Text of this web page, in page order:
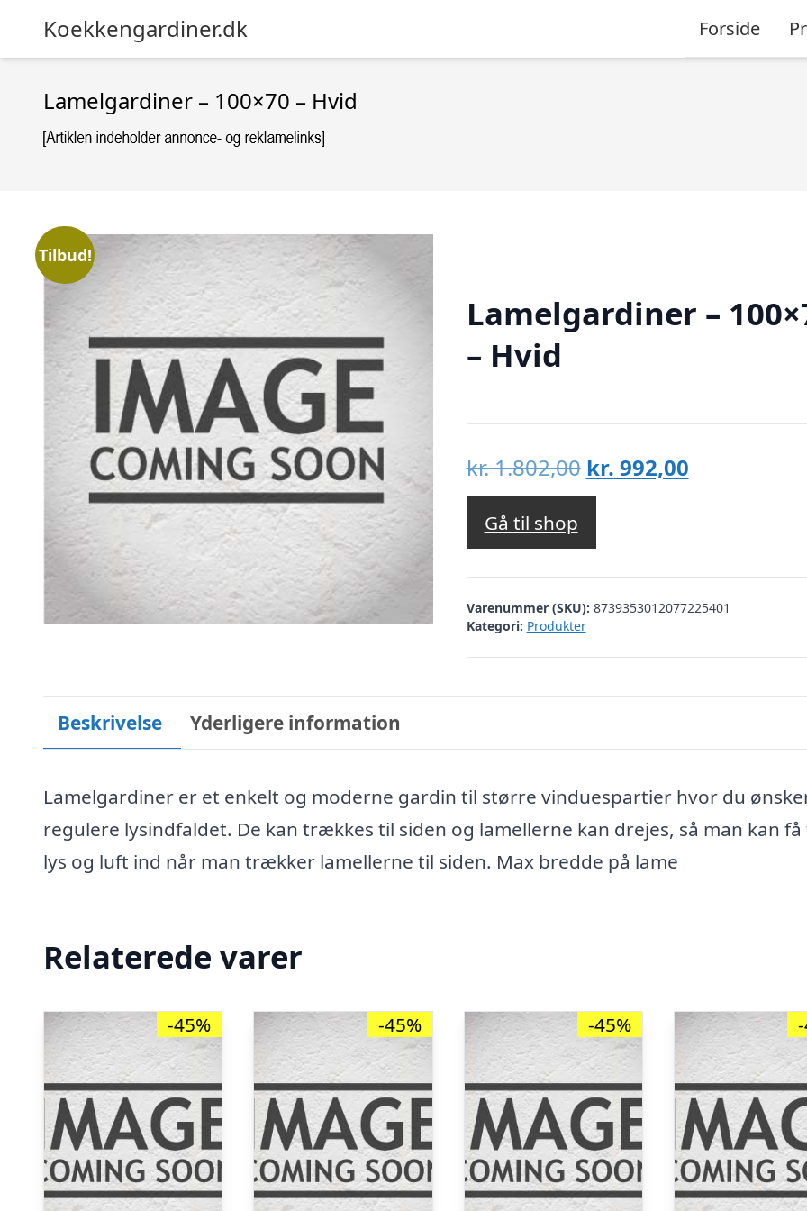
Koekkengardiner.dk Forside
Lamelgardiner – 100×70 – Hvid
Tilbud!
Lamelgardiner –
– Hvid
kr.1.802,00 Den
oprindelige
var:
kr. 1.802,00.
kr. 992,00Den
kr. 992,00.
Gå til shop
Varenummer (SKU): 8739353012077225401
Kategori: Produkter
Beskrivelse Yderligere information
Lamelgardiner er et enkelt og moderne gardin til større vinduespartier hvor du
regulere lysindfaldet. De kan trækkes til siden og lamellerne kan drejes, så man kan
lys og luft ind når man trækker lamellerne til siden. Max bredde på lame
Relaterede varer
-45% -45% -45%